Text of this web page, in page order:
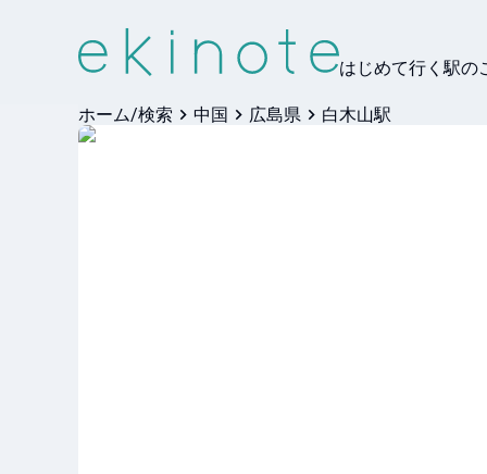
はじめて行く駅の
ホーム/検索 中国 広島県 白木山駅